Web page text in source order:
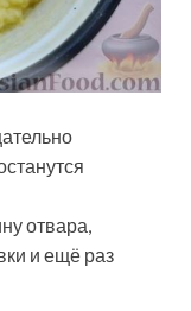
отвара,
и ещё раз